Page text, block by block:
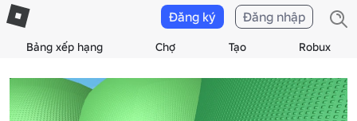
Bảng xếp hạng Chợ Tạo Robux
Đăng ký Đăng nhập